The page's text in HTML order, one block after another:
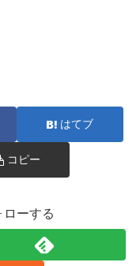
はてブ
コピー
ーする